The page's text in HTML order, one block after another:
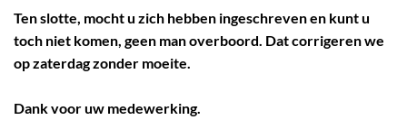
Ten slotte, mocht u zich hebben ingeschreven en kunt u
toch niet komen, geen man overboord. Dat corrigeren we
op zaterdag zonder moeite.
Dank voor uw medewerking.